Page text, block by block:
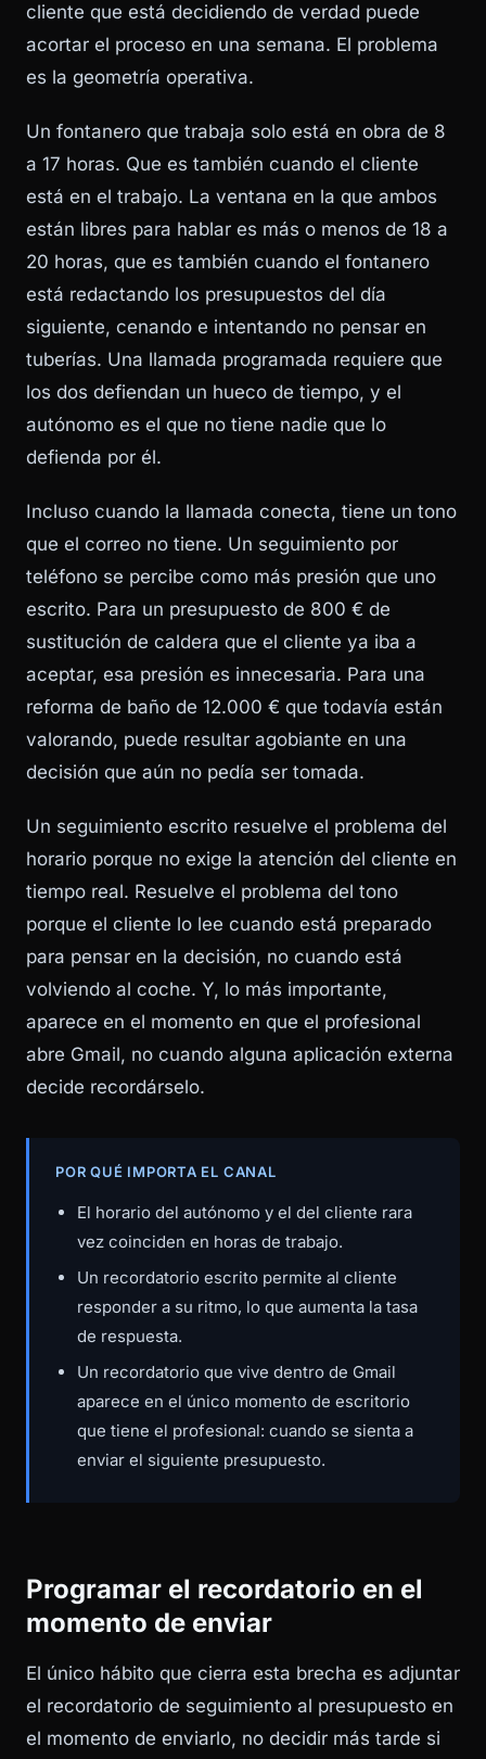
cliente que está decidiendo de verdad puede
acortar el proceso en una semana. El problema
es la geometría operativa.
Un fontanero que trabaja solo está en obra de 8
a 17 horas. Que es también cuando el cliente
está en el trabajo. La ventana en la que ambos
están libres para hablar es más o menos de 18 a
20 horas, que es también cuando el fontanero
está redactando los presupuestos del día
siguiente, cenando e intentando no pensar en
tuberías. Una llamada programada requiere que
los dos defiendan un hueco de tiempo, y el
autónomo es el que no tiene nadie que lo
defienda por él.
Incluso cuando la llamada conecta, tiene un tono
que el correo no tiene. Un seguimiento por
teléfono se percibe como más presión que uno
escrito. Para un presupuesto de 800 € de
sustitución de caldera que el cliente ya iba a
aceptar, esa presión es innecesaria. Para una
reforma de baño de 12.000 € que todavía están
valorando, puede resultar agobiante en una
decisión que aún no pedía ser tomada.
Un seguimiento escrito resuelve el problema del
horario porque no exige la atención del cliente en
tiempo real. Resuelve el problema del tono
porque el cliente lo lee cuando está preparado
para pensar en la decisión, no cuando está
volviendo al coche. Y, lo más importante,
aparece en el momento en que el profesional
abre Gmail, no cuando alguna aplicación externa
decide recordárselo.
POR QUÉ IMPORTA EL CANAL
El horario del autónomo y el del cliente rara
vez coinciden en horas de trabajo.
Un recordatorio escrito permite al cliente
responder a su ritmo, lo que aumenta la tasa
de respuesta.
Un recordatorio que vive dentro de Gmail
aparece en el único momento de escritorio
que tiene el profesional: cuando se sienta a
enviar el siguiente presupuesto.
Programar el recordatorio en el
momento de enviar
El único hábito que cierra esta brecha es adjuntar
el recordatorio de seguimiento al presupuesto en
el momento de enviarlo, no decidir más tarde si